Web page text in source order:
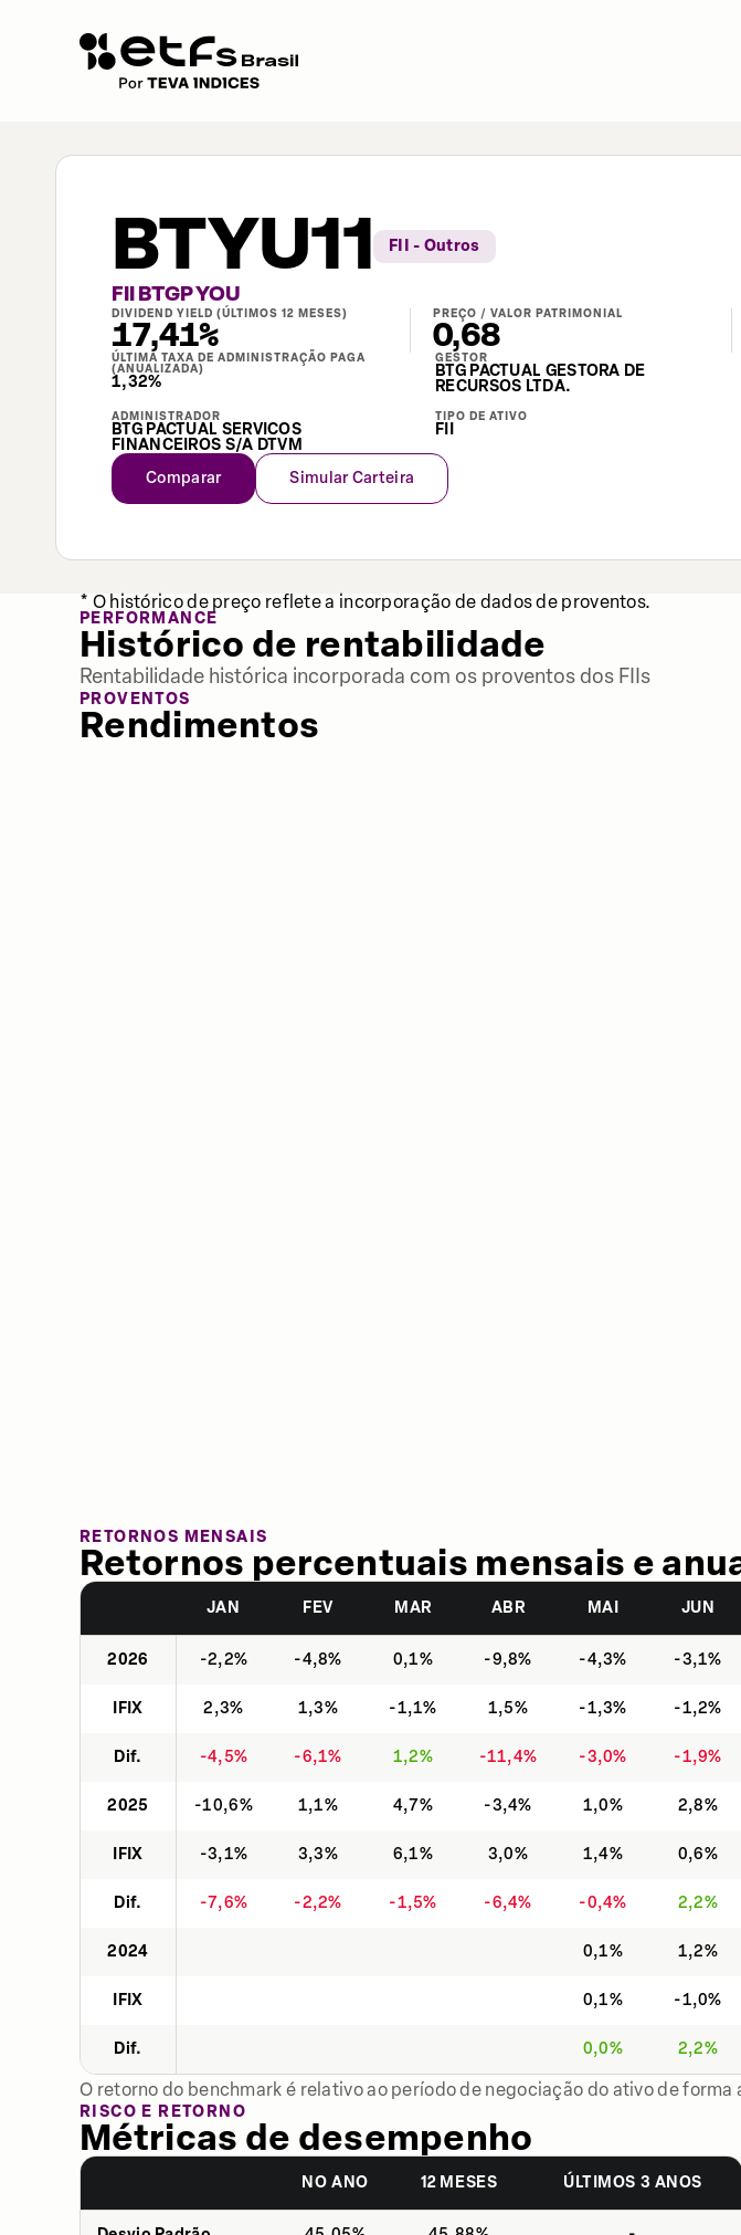
BTYU11 FII - Outros
FII BTGP YOU
DIVIDEND YIELD (ÚLTIMOS 12 MESES)
17,41%
PREÇO / VALOR PATRIMONIAL
0,68
ÚLTIMA TAXA DE ADMINISTRAÇÃO PAGA
(ANUALIZADA)
1,32%
GESTOR
BTG PACTUAL GESTORA DE
RECURSOS LTDA.
ADMINISTRADOR
BTG PACTUAL SERVICOS
FINANCEIROS S/A DTVM
TIPO DE ATIVO
FII
Comparar Simular Carteira
* O histórico de preço reflete a incorporação de dados de proventos.
PERFORMANCE
Histórico de rentabilidade
Rentabilidade histórica incorporada com os proventos dos FIIs
PROVENTOS
Rendimentos
RETORNOS MENSAIS
Retornos percentuais mensais e
JAN FEV MAR ABR MAI JUN
2026 -2,2% -4,8% 0,1% -9,8% -4,3% -3,1%
IFIX 2,3% 1,3% -1,1% 1,5% -1,3% -1,2%
Dif. -4,5% -6,1% 1,2% -11,4% -3,0% -1,9%
2025 -10,6% 1,1% 4,7% -3,4% 1,0% 2,8%
IFIX -3,1% 3,3% 6,1% 3,0% 1,4% 0,6%
Dif. -7,6% -2,2% -1,5% -6,4% -0,4% 2,2%
2024 0,1% 1,2%
IFIX 0,1% -1,0%
Dif. 0,0% 2,2%
O retorno do benchmark é relativo ao período de negociação do ativo de
RISCO E RETORNO
Métricas de desempenho
NO ANO 12 MESES ÚLTIMOS 3 ANOS